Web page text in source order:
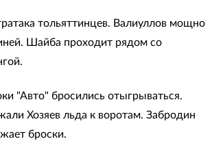
тольяттинцев. Валиуллов мощно
Шайба проходит рядом со
"Авто" бросились отыгрываться.
Хозяев льда к воротам. Забродин
броски.